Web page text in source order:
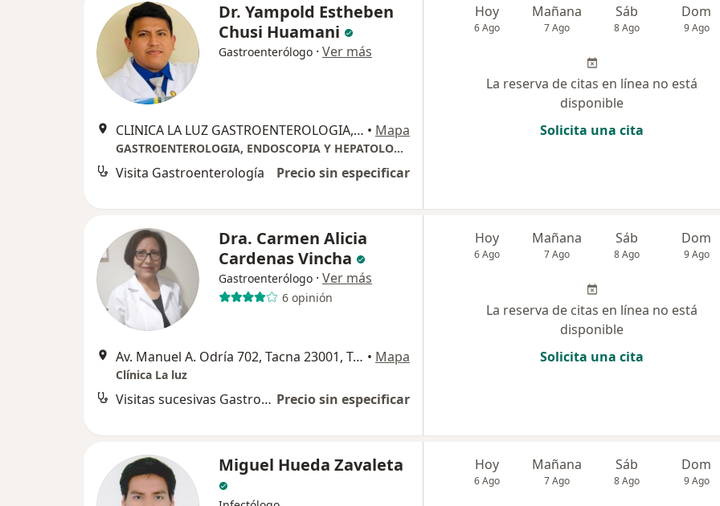
Dr. Yampold Estheben
Chusi Huamani
Gastroenterólogo · Ver más
CLINICA LA LUZ GASTROENTEROLOGIA, Tacna • Mapa
GASTROENTEROLOGIA, ENDOSCOPIA Y HEPATOLOGIA
Visita Gastroenterología Precio sin especificar
Hoy
6 Ago
Mañana
7 Ago
Sáb
8 Ago
Dom
9 Ago
La reserva de citas en línea no está
disponible
Solicita una cita
Dra. Carmen Alicia
Cardenas Vincha
Gastroenterólogo · Ver más
6 opinión
Av. Manuel A. Odría 702, Tacna 23001, Tacna • Mapa
Clínica La luz
Visitas sucesivas Gastroenterología Precio sin especificar
Hoy
6 Ago
Mañana
7 Ago
Sáb
8 Ago
Dom
9 Ago
La reserva de citas en línea no está
disponible
Solicita una cita
Miguel Hueda Zavaleta Hoy
6 Ago
Mañana
7 Ago
Sáb
8 Ago
Dom
9 Ago